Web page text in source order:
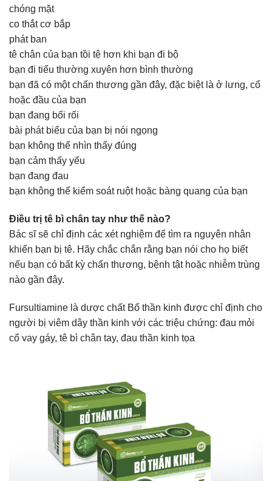
chóng mặt
co thắt cơ bắp
phát ban
tê chân của bạn tồi tệ hơn khi bạn đi bộ
bạn đi tiểu thường xuyên hơn bình thường
bạn đã có một chấn thương gần đây, đặc biệt là ở lưng, cổ
hoặc đầu của bạn
bạn đang bối rối
bài phát biểu của bạn bị nói ngọng
bạn không thể nhìn thấy đúng
bạn cảm thấy yếu
bạn đang đau
bạn không thể kiểm soát ruột hoặc bàng quang của bạn
Điều trị tê bì chân tay như thế nào?
Bác sĩ sẽ chỉ định các xét nghiệm để tìm ra nguyên nhân
khiến bạn bị tê. Hãy chắc chắn rằng bạn nói cho họ biết
nếu bạn có bất kỳ chấn thương, bệnh tật hoặc nhiễm trùng
nào gần đây.
Fursultiamine là dược chất Bổ thần kinh được chỉ định cho
người bị viêm dây thần kinh với các triệu chứng: đau mỏi
cổ vay gáy, tê bì chân tay, đau thần kinh tọa